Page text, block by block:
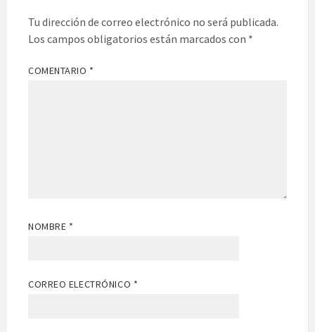
Tu dirección de correo electrónico no será publicada.
Los campos obligatorios están marcados con *
COMENTARIO *
NOMBRE *
CORREO ELECTRÓNICO *